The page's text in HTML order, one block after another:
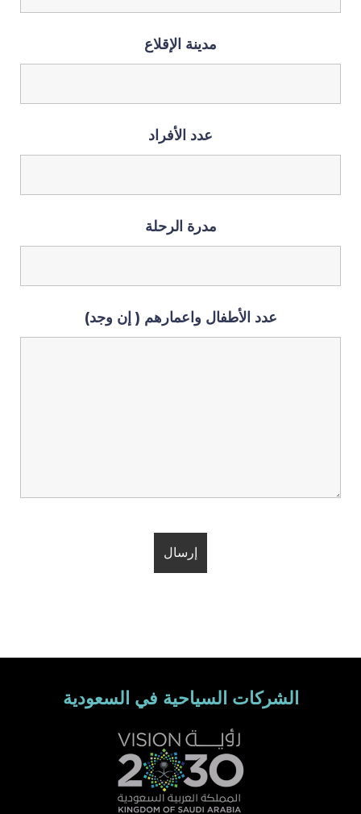
مدينة الإقلاع
عدد الأفراد
مدرة الرحلة
عدد الأطفال واعمارهم ( إن وجد)
الشركات السياحية في السعودية